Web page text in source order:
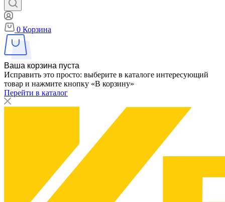
0 Корзина
Ваша корзина пуста
Исправить это просто: выберите в каталоге интересующий
товар и нажмите кнопку «В корзину»
Перейти в каталог